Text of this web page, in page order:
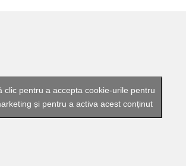
clic pentru a accepta cookie-urile pentru
și pentru a activa acest conținut